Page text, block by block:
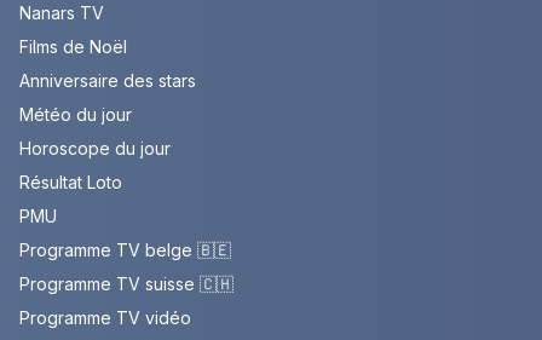
Nanars TV
Films de Noël
Anniversaire des stars
Météo du jour
Horoscope du jour
Résultat Loto
PMU
Programme TV belge 🇧🇪
Programme TV suisse 🇨🇭
Programme TV vidéo